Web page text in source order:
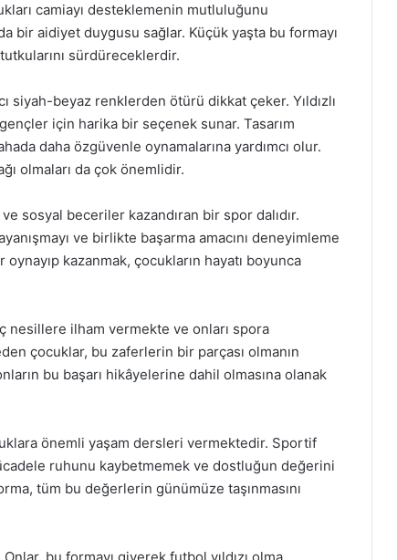
camiayı desteklemenin mutluluğunu
bir aidiyet duygusu sağlar. Küçük yaşta bu formayı
sürdüreceklerdir.
siyah-beyaz renklerden ötürü dikkat çeker. Yıldızlı
için harika bir seçenek sunar. Tasarım
daha özgüvenle oynamalarına yardımcı olur.
olmaları da çok önemlidir.
sosyal beceriler kazandıran bir spor dalıdır.
ve birlikte başarma amacını deneyimleme
kazanmak, çocukların hayatı boyunca
nesillere ilham vermekte ve onları spora
çocuklar, bu zaferlerin bir parçası olmanın
bu başarı hikâyelerine dahil olmasına olanak
önemli yaşam dersleri vermektedir. Sportif
ruhunu kaybetmemek ve dostluğun değerini
tüm bu değerlerin günümüze taşınmasını